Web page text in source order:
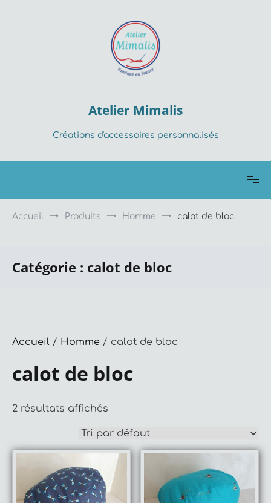
Atelier Mimalis
Créations d'accessoires personnalisés
Accueil Produits Homme calot de bloc
Catégorie : calot de bloc
Accueil / Homme / calot de bloc
calot de bloc
2 résultats affichés